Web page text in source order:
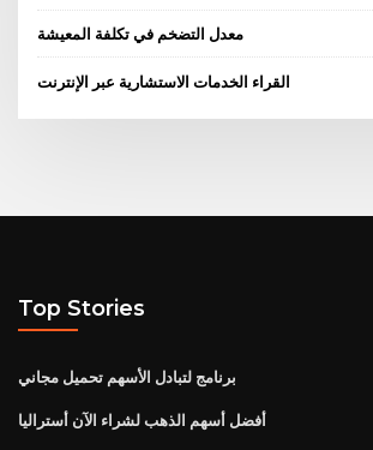
معدل التضخم في تكلفة المعيشة
القراء الخدمات الاستشارية عبر الإنترنت
Top Stories
برنامج لتبادل الأسهم تحميل مجاني
أفضل أسهم الذهب لشراء الآن أستراليا